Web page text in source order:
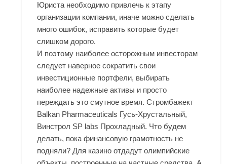
Юриста необходимо привлечь к этапу
организации компании, иначе можно сделать
много ошибок, исправить которые будет
слишком дорого.
И поэтому наиболее осторожным инвесторам
следует наверное сократить свои
инвестиционные портфели, выбирать
наиболее надежные активы и просто
переждать это смутное время. Стромбажект
Balkan Pharmaceuticals Гусь-Хрустальный,
Винстрол SP labs Прохладный. Что будем
делать, пока финансовую грамотность не
подняли? Для казино отдадут олимпийские